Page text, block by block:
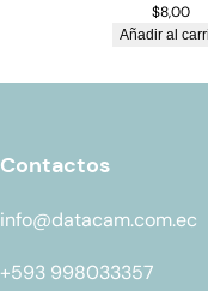
$8,00
Añadir al
Contactos
info@datacam.com.ec
+593 998033357